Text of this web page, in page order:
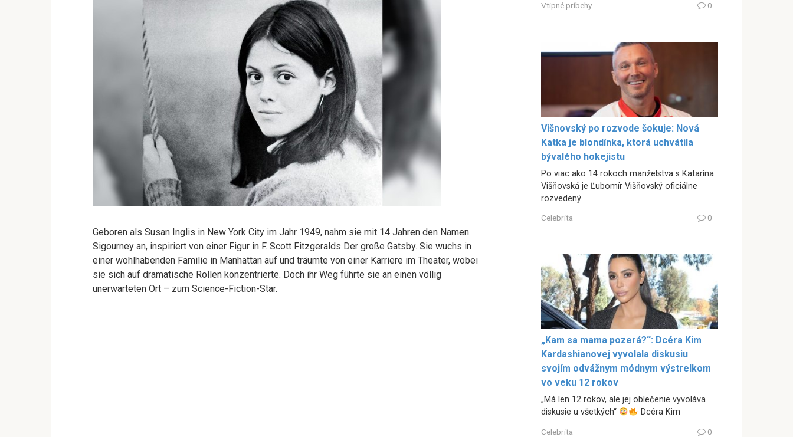
Geboren als Susan Inglis in New York City im Jahr 1949, nahm sie mit 14 Jahren den Namen
Sigourney an, inspiriert von einer Figur in F. Scott Fitzgeralds Der große Gatsby. Sie wuchs in
einer wohlhabenden Familie in Manhattan auf und träumte von einer Karriere im Theater, wobei
sie sich auf dramatische Rollen konzentrierte. Doch ihr Weg führte sie an einen völlig
unerwarteten Ort – zum Science-Fiction-Star.
Vtipné príbehy 0
Višnovský po rozvode šokuje: Nová
Katka je blondínka, ktorá uchvátila
bývalého hokejistu
Po viac ako 14 rokoch manželstva s Katarína
Višňovská je Ľubomír Višňovský oficiálne
rozvedený
Celebrita 0
„Kam sa mama pozerá?“: Dcéra Kim
Kardashianovej vyvolala diskusiu
svojím odvážnym módnym výstrelkom
vo veku 12 rokov
„Má len 12 rokov, ale jej oblečenie vyvoláva
diskusie u všetkých“
Dcéra Kim
Celebrita 0